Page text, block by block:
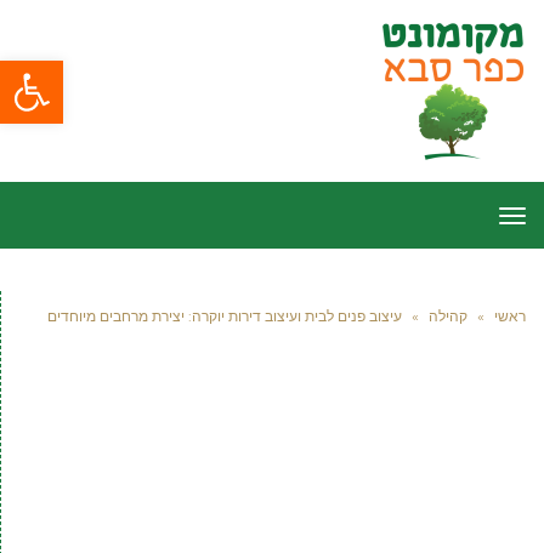
פתח
תפריט
ראשי » קהילה » עיצוב פנים לבית ועיצוב דירות יוקרה: יצירת מרחבים מיוחדים